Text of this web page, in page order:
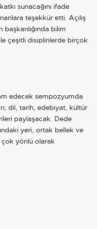
sunacağını ifade
teşekkür etti. Açılış
başkanlığında bilim
çeşitli disiplinlerde birçok
edecek sempozyumda
dil, tarih, edebiyat, kültür
paylaşacak. Dede
yeri, ortak bellek ve
çok yönlü olarak